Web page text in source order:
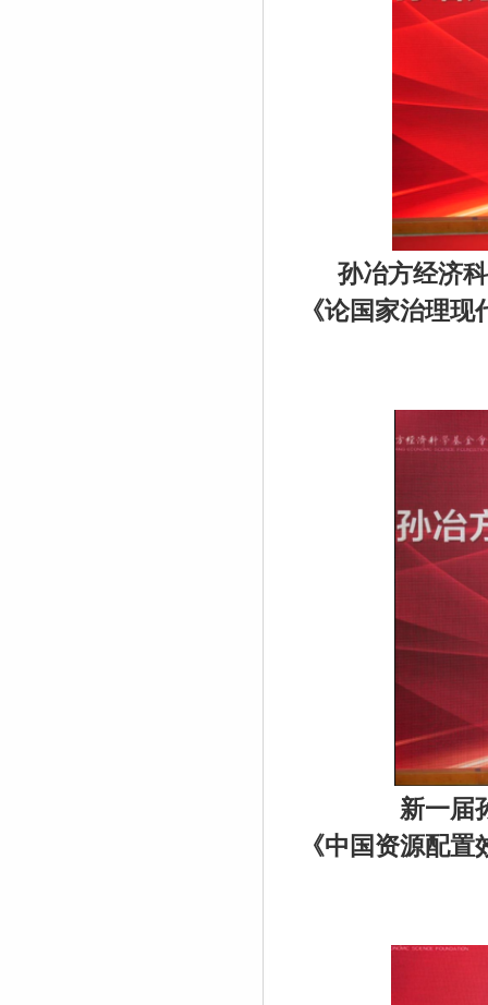
孙冶方经济
《论国家治理
新一届
《中国资源配